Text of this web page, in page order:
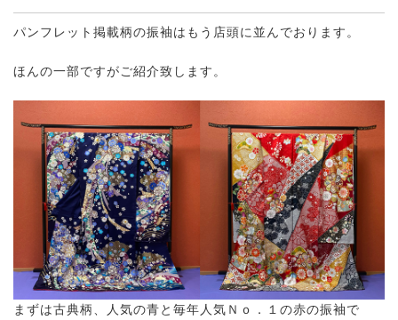
パンフレット掲載柄の振袖はもう店頭に並んでおります。
ほんの一部ですがご紹介致します。
まずは古典柄、人気の青と毎年人気Ｎｏ．１の赤の振袖で